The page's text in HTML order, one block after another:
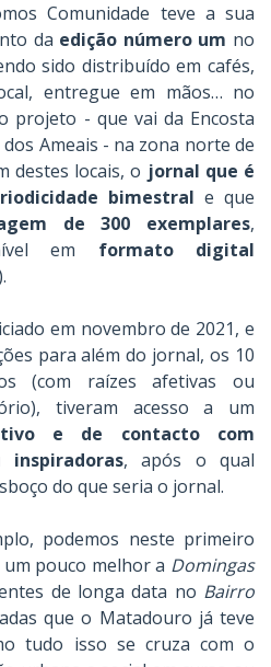
Comunidade teve a sua
da edição número um no
sido distribuído em cafés,
entregue em mãos… no
projeto - que vai da Encosta
Ameais - na zona norte de
destes locais, o jornal que é
bimestral e que
de 300 exemplares,
em formato digital
em novembro de 2021, e
para além do jornal, os 10
(com raízes afetivas ou
tiveram acesso a um
e de contacto com
, após o qual
do que seria o jornal.
podemos neste primeiro
pouco melhor a Domingas
de longa data no Bairro
que o Matadouro já teve
tudo isso se cruza com o